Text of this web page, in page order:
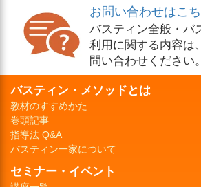
お問い合わせはこ
バスティン全般・バ
利用に関する内容は
問い合わせください。
バスティン・メソッドとは
教材のすすめかた
巻頭記事
指導法 Q&A
バスティン一家について
セミナー・イベント